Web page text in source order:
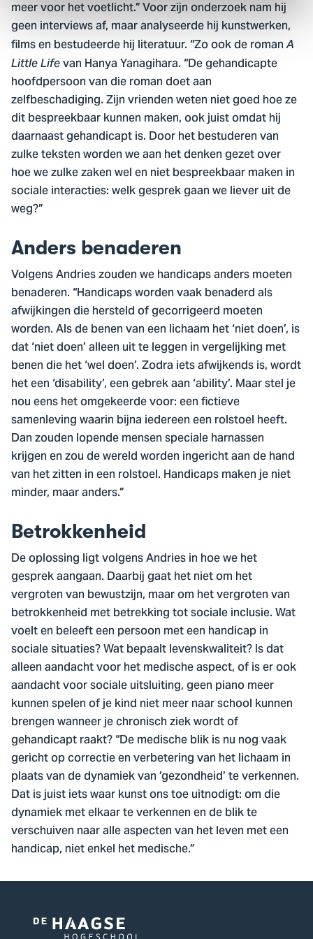
meer voor het voetlicht.” Voor zijn onderzoek nam hij
geen interviews af, maar analyseerde hij kunstwerken,
films en bestudeerde hij literatuur. “Zo ook de romanA
Little Lifevan Hanya Yanagihara. “De gehandicapte
hoofdpersoon van die roman doet aan
zelfbeschadiging. Zijn vrienden weten niet goed hoe ze
dit bespreekbaar kunnen maken, ook juist omdat hij
daarnaast gehandicapt is. Door het bestuderen van
zulke teksten worden we aan het denken gezet over
hoe we zulke zaken wel en niet bespreekbaar maken in
sociale interacties: welk gesprek gaan we liever uit de
weg?”
Anders benaderen
Volgens Andries zouden we handicaps anders moeten
benaderen. “Handicaps worden vaak benaderd als
afwijkingen die hersteld of gecorrigeerd moeten
worden. Als de benen van een lichaam het ‘niet doen’, is
dat ‘niet doen’ alleen uit te leggen in vergelijking met
benen die het ‘wel doen’. Zodra iets afwijkends is, wordt
het een ‘disability’, een gebrek aan ‘ability’. Maar stel je
nou eens het omgekeerde voor: een fictieve
samenleving waarin bijna iedereen een rolstoel heeft.
Dan zouden lopende mensen speciale harnassen
krijgen en zou de wereld worden ingericht aan de hand
van het zitten in een rolstoel. Handicaps maken je niet
minder, maar anders.”
Betrokkenheid
De oplossing ligt volgens Andries in hoe we het
gesprek aangaan. Daarbij gaat het niet om het
vergroten van bewustzijn, maar om het vergroten van
betrokkenheid met betrekking tot sociale inclusie. Wat
voelt en beleeft een persoon met een handicap in
sociale situaties? Wat bepaalt levenskwaliteit? Is dat
alleen aandacht voor het medische aspect, of is er ook
aandacht voor sociale uitsluiting, geen piano meer
kunnen spelen of je kind niet meer naar school kunnen
brengen wanneer je chronisch ziek wordt of
gehandicapt raakt? “De medische blik is nu nog vaak
gericht op correctie en verbetering van het lichaam in
plaats van de dynamiek van ’gezondheid’ te verkennen.
Dat is juist iets waar kunst ons toe uitnodigt: om die
dynamiek met elkaar te verkennen en de blik te
verschuiven naar alle aspecten van het leven met een
handicap, niet enkel het medische.”